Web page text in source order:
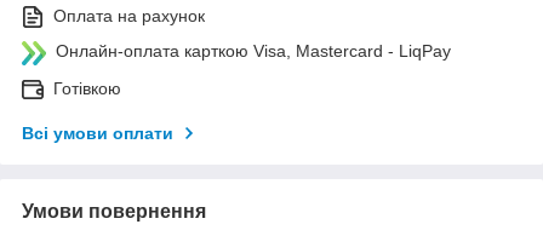
Оплата на рахунок
Онлайн-оплата карткою Visa, Mastercard - LiqPay
Готівкою
Всі умови оплати
Умови повернення